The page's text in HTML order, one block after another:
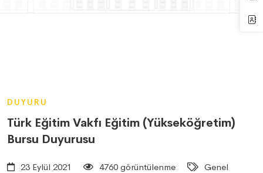
DUYURU
Türk Eğitim Vakfı Eğitim (Yükseköğretim)
Bursu Duyurusu
23 Eylül 2021 4760 görüntülenme Genel